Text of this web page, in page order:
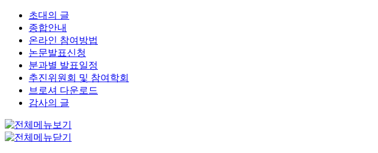
초대의 글
종합안내
온라인 참여방법
논문발표신청
분과별 발표일정
추진위원회 및 참여학회
브로셔 다운로드
감사의 글